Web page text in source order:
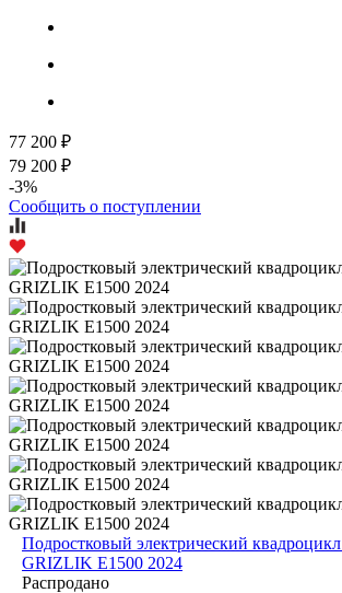
77 200 ₽
79 200 ₽
-3%
Сообщить о поступлении
Подростковый электрический
GRIZLIK E1500 2024
Распродано